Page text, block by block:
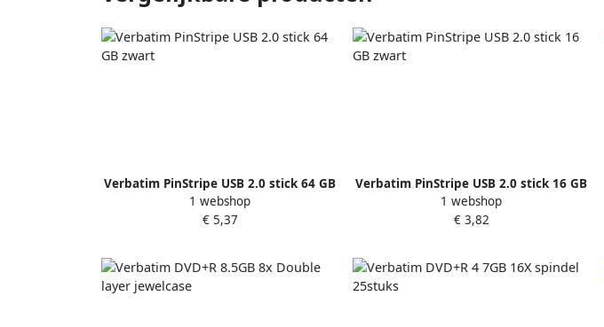
Verbatim PinStripe USB 2.0 stick 64 GB
zwart
1 webshop
€ 5,37
Verbatim PinStripe USB 2.0 stick 16 GB
zwart
1 webshop
€ 3,82